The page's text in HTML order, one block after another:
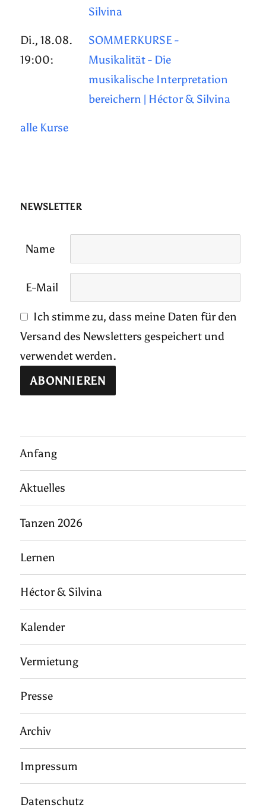
Silvina
Di., 18.08.
19:00:
SOMMERKURSE -
Musikalität - Die
musikalische Interpretation
bereichern | Héctor & Silvina
alle Kurse
NEWSLETTER
Name
E-Mail
Ich stimme zu, dass meine Daten für den
Versand des Newsletters gespeichert und
verwendet werden.
Anfang
Aktuelles
Tanzen 2026
Lernen
Héctor & Silvina
Kalender
Vermietung
Presse
Archiv
Impressum
Datenschutz